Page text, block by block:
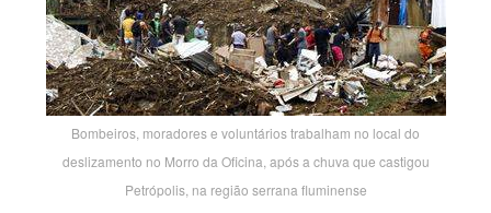
Bombeiros, moradores e voluntários trabalham no local do
deslizamento no Morro da Oficina, após a chuva que castigou
Petrópolis, na região serrana fluminense